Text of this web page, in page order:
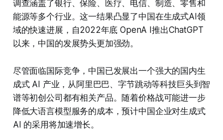
调查涵盖了银行、保险、医疗、电信、制造、零售和
能源等多个行业。这一结果凸显了中国在生成式AI领
域的快速进展，自2022年底 OpenA I推出ChatGPT
以来，中国的发展势头更加强劲。
尽管面临国际竞争，中国已发展出一个强大的国内生
成式 AI 产业，从阿里巴巴、字节跳动等科技巨头到智
谱等初创公司都有相关产品。随着价格战可能进一步
降低大语言模型服务的成本，预计中国企业对生成式
AI 的采用将加速增长。